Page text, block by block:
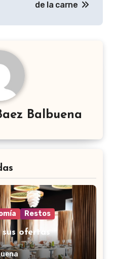
de la carne
Balbuena
Restos
ofertas